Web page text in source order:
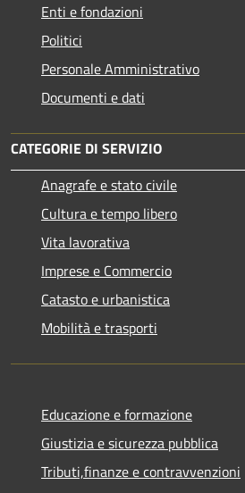
Enti e fondazioni
Politici
Personale Amministrativo
Documenti e dati
CATEGORIE DI SERVIZIO
Anagrafe e stato civile
Cultura e tempo libero
Vita lavorativa
Imprese e Commercio
Catasto e urbanistica
Mobilità e trasporti
Educazione e formazione
Giustizia e sicurezza pubblica
Tributi,finanze e contravvenzioni